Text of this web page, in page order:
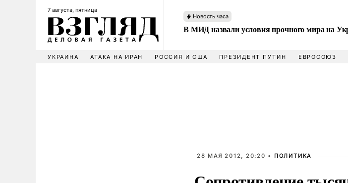
7 августа, пятница
Новость часа
В МИД назвали условия прочного мира на
УКРАИНА АТАКА НА ИРАН РОССИЯ И США ПРЕЗИДЕНТ ПУТИН ЕВРОСОЮЗ
28 МАЯ 2012, 20:20 • ПОЛИТИКА